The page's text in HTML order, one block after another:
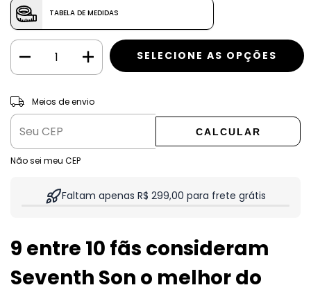
TABELA DE MEDIDAS
Entregas para o CEP:
Meios de envio
CALCULAR
Não sei meu CEP
Faltam apenas R$ 299,00 para frete grátis
9 entre 10 fãs consideram
Seventh Son o melhor do